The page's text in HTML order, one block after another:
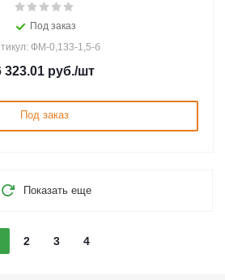
Под заказ
ФМ-0,133-1,5-б
323.01 руб./шт
Под заказ
Показать еще
2 3 4